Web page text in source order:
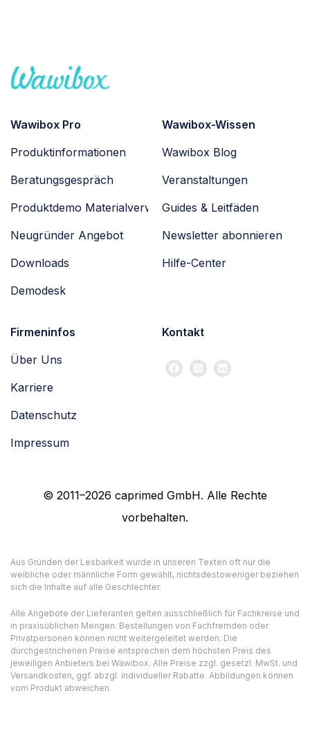
Wawibox Pro
Produktinformationen
Beratungsgespräch
Produktdemo Materialverwaltung
Neugründer Angebot
Downloads
Demodesk
Wawibox-Wissen
Wawibox Blog
Veranstaltungen
Guides & Leitfäden
Newsletter abonnieren
Hilfe-Center
Firmeninfos
Über Uns
Karriere
Datenschutz
Impressum
Kontakt
© 2011–2026 caprimed GmbH. Alle Rechte
vorbehalten.
Aus Gründen der Lesbarkeit wurde in unseren Texten oft nur die
weibliche oder männliche Form gewählt, nichtsdestoweniger beziehen
sich die Inhalte auf alle Geschlechter.
Alle Angebote der Lieferanten gelten ausschließlich für Fachkreise und
in praxisüblichen Mengen. Bestellungen von Fachfremden oder
Privatpersonen können nicht weitergeleitet werden. Die
durchgestrichenen Preise entsprechen dem höchsten Preis des
jeweiligen Anbieters bei Wawibox. Alle Preise zzgl. gesetzl. MwSt. und
Versandkosten, ggf. abzgl. individueller Rabatte. Abbildungen können
vom Produkt abweichen.